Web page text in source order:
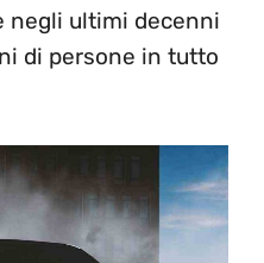
negli ultimi decenni
di persone in tutto